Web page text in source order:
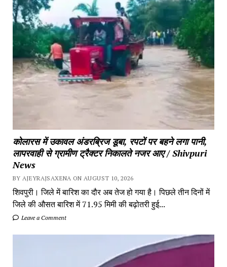
कोलारस में उकावल अंडरब्रिज डूबा, रपटों पर बहने लगा पानी,
लापरवाही से ग्रामीण ट्रैक्टर निकालते नजर आए / Shivpuri
News
BY AJEYRAJSAXENA ON AUGUST 10, 2026
शिवपुरी। जिले में बारिश का दौर अब तेज हो गया है। पिछले तीन दिनों में
जिले की औसत बारिश में 71.95 मिमी की बढ़ोतरी हुई...
Leave a Comment